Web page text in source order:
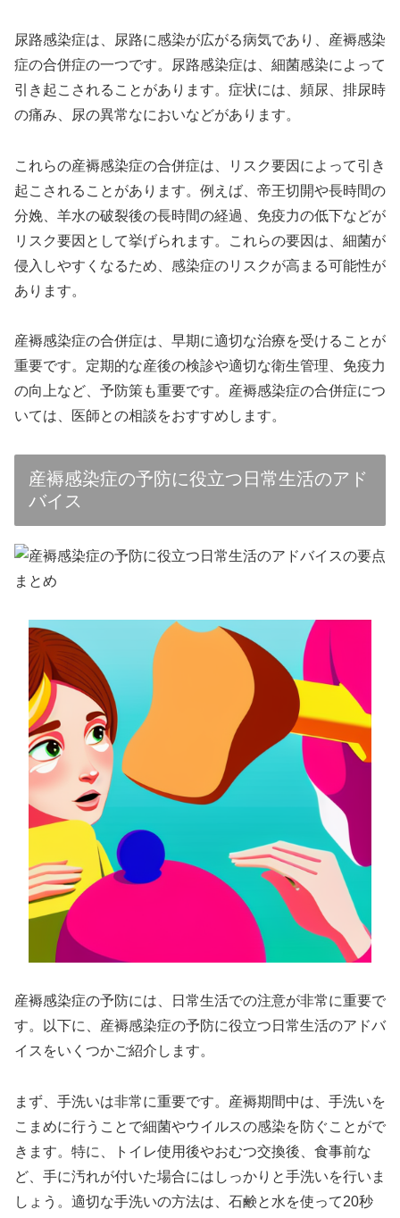
尿路感染症は、尿路に感染が広がる病気であり、産褥感染
症の合併症の一つです。尿路感染症は、細菌感染によって
引き起こされることがあります。症状には、頻尿、排尿時
の痛み、尿の異常なにおいなどがあります。
これらの産褥感染症の合併症は、リスク要因によって引き
起こされることがあります。例えば、帝王切開や長時間の
分娩、羊水の破裂後の長時間の経過、免疫力の低下などが
リスク要因として挙げられます。これらの要因は、細菌が
侵入しやすくなるため、感染症のリスクが高まる可能性が
あります。
産褥感染症の合併症は、早期に適切な治療を受けることが
重要です。定期的な産後の検診や適切な衛生管理、免疫力
の向上など、予防策も重要です。産褥感染症の合併症につ
いては、医師との相談をおすすめします。
産褥感染症の予防に役立つ日常生活のアド
バイス
産褥感染症の予防には、日常生活での注意が非常に重要で
す。以下に、産褥感染症の予防に役立つ日常生活のアドバ
イスをいくつかご紹介します。
まず、手洗いは非常に重要です。産褥期間中は、手洗いを
こまめに行うことで細菌やウイルスの感染を防ぐことがで
きます。特に、トイレ使用後やおむつ交換後、食事前な
ど、手に汚れが付いた場合にはしっかりと手洗いを行いま
しょう。適切な手洗いの方法は、石鹸と水を使って20秒